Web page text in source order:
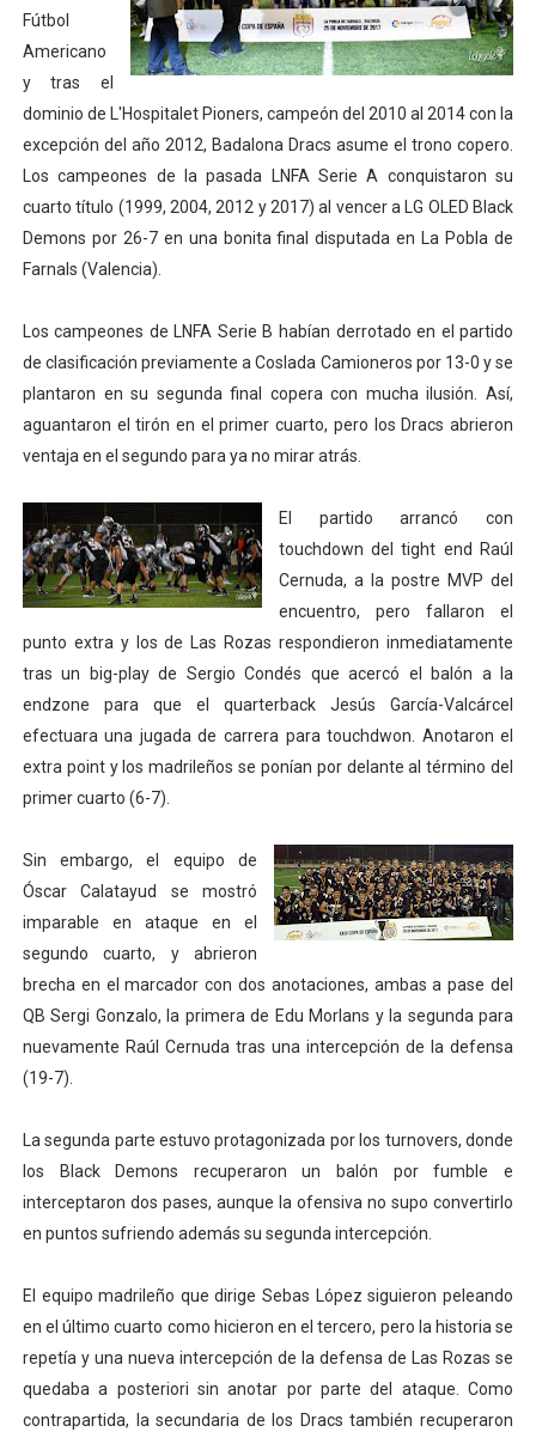
Tour de Francia masculino 2026 - Tadej Pogacar
Mundial de Fórmula 1 2026 - Lando Norris consigue
Copa del Mundo femenina 2026 - Estados Unidos
Campeonato de Europa de saltos 2026 (París,
Campeonato de Europa de natación artística 2026
Fútbol
Americano
y tras el
dominio de L'Hospitalet Pioners, campeón del 2010 al 2014 con la
excepción del año 2012, Badalona Dracs asume el trono copero.
Los campeones de la pasada LNFA Serie A conquistaron su
cuarto título (1999, 2004, 2012 y 2017) al vencer a LG OLED Black
Demons por 26-7 en una bonita final disputada en La Pobla de
Farnals (Valencia).
Los campeones de LNFA Serie B habían derrotado en el partido
de clasificación previamente a Coslada Camioneros por 13-0 y se
plantaron en su segunda final copera con mucha ilusión. Así,
aguantaron el tirón en el primer cuarto, pero los Dracs abrieron
ventaja en el segundo para ya no mirar atrás.
El partido arrancó con
touchdown del tight end Raúl
Cernuda, a la postre MVP del
encuentro, pero fallaron el
punto extra y los de Las Rozas respondieron inmediatamente
tras un big-play de Sergio Condés que acercó el balón a la
endzone para que el quarterback Jesús García-Valcárcel
efectuara una jugada de carrera para touchdwon. Anotaron el
extra point y los madrileños se ponían por delante al término del
primer cuarto (6-7).
Sin embargo, el equipo de
Óscar Calatayud se mostró
imparable en ataque en el
segundo cuarto, y abrieron
brecha en el marcador con dos anotaciones, ambas a pase del
QB Sergi Gonzalo, la primera de Edu Morlans y la segunda para
nuevamente Raúl Cernuda tras una intercepción de la defensa
(19-7).
La segunda parte estuvo protagonizada por los turnovers, donde
los Black Demons recuperaron un balón por fumble e
interceptaron dos pases, aunque la ofensiva no supo convertirlo
en puntos sufriendo además su segunda intercepción.
El equipo madrileño que dirige Sebas López siguieron peleando
en el último cuarto como hicieron en el tercero, pero la historia se
repetía y una nueva intercepción de la defensa de Las Rozas se
quedaba a posteriori sin anotar por parte del ataque. Como
contrapartida, la secundaria de los Dracs también recuperaron